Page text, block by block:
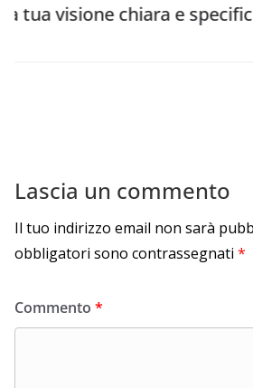
chiara e specifica
Lascia un commento
Il tuo indirizzo email non sarà
obbligatori sono contrassegnati *
Commento *